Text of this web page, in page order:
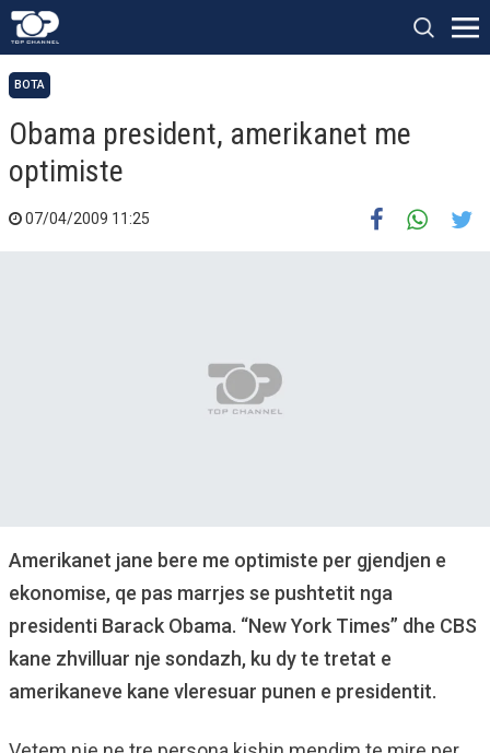
BOTA
Obama president, amerikanet me
optimiste
07/04/2009 11:25
Amerikanet jane bere me optimiste per gjendjen e
ekonomise, qe pas marrjes se pushtetit nga
presidenti Barack Obama. “New York Times” dhe CBS
kane zhvilluar nje sondazh, ku dy te tretat e
amerikaneve kane vleresuar punen e presidentit.